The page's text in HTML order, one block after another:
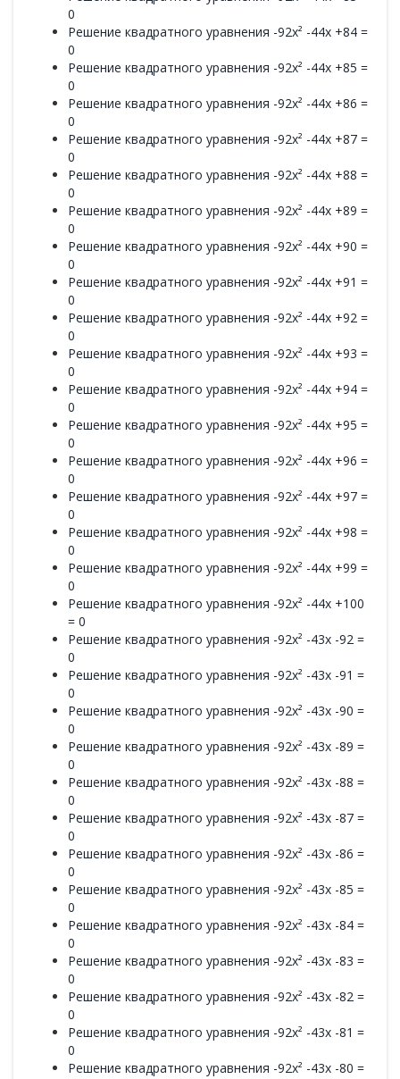
0
Решение квадратного уравнения -92x² -44x +84 =
0
Решение квадратного уравнения -92x² -44x +85 =
0
Решение квадратного уравнения -92x² -44x +86 =
0
Решение квадратного уравнения -92x² -44x +87 =
0
Решение квадратного уравнения -92x² -44x +88 =
0
Решение квадратного уравнения -92x² -44x +89 =
0
Решение квадратного уравнения -92x² -44x +90 =
0
Решение квадратного уравнения -92x² -44x +91 =
0
Решение квадратного уравнения -92x² -44x +92 =
0
Решение квадратного уравнения -92x² -44x +93 =
0
Решение квадратного уравнения -92x² -44x +94 =
0
Решение квадратного уравнения -92x² -44x +95 =
0
Решение квадратного уравнения -92x² -44x +96 =
0
Решение квадратного уравнения -92x² -44x +97 =
0
Решение квадратного уравнения -92x² -44x +98 =
0
Решение квадратного уравнения -92x² -44x +99 =
0
Решение квадратного уравнения -92x² -44x +100
= 0
Решение квадратного уравнения -92x² -43x -92 =
0
Решение квадратного уравнения -92x² -43x -91 =
0
Решение квадратного уравнения -92x² -43x -90 =
0
Решение квадратного уравнения -92x² -43x -89 =
0
Решение квадратного уравнения -92x² -43x -88 =
0
Решение квадратного уравнения -92x² -43x -87 =
0
Решение квадратного уравнения -92x² -43x -86 =
0
Решение квадратного уравнения -92x² -43x -85 =
0
Решение квадратного уравнения -92x² -43x -84 =
0
Решение квадратного уравнения -92x² -43x -83 =
0
Решение квадратного уравнения -92x² -43x -82 =
0
Решение квадратного уравнения -92x² -43x -81 =
0
Решение квадратного уравнения -92x² -43x -80 =